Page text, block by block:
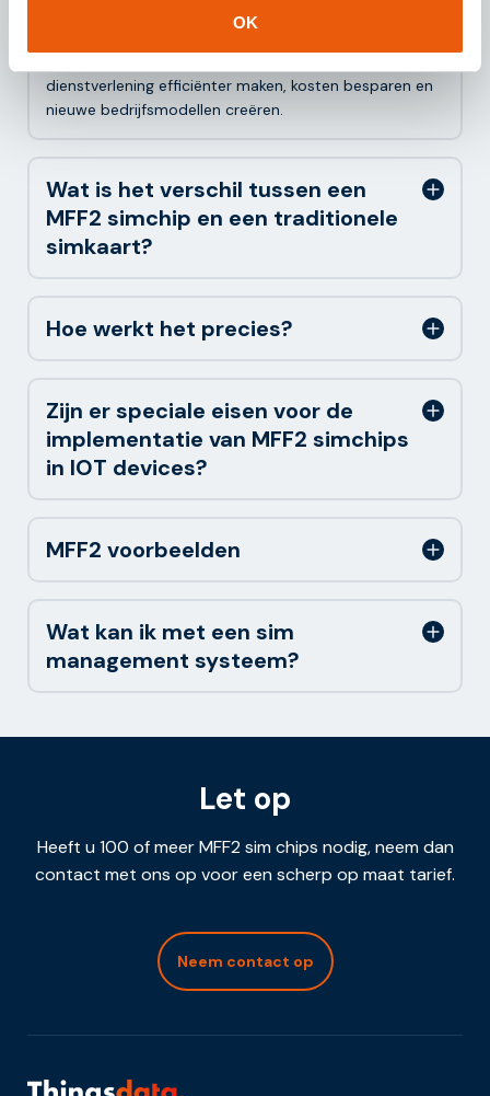
OK
mogelijk. De data wordt vervolgens via 2G tot 5G, NB-
dienstverlening efficiënter maken, kosten besparen en
nieuwe bedrijfsmodellen creëren.
Wat is het verschil tussen een
MFF2 simchip en een traditionele
simkaart?
Hoe werkt het precies?
Zijn er speciale eisen voor de
implementatie van MFF2 simchips
in IOT devices?
MFF2 voorbeelden
Wat kan ik met een sim
management systeem?
Let op
Heeft u 100 of meer MFF2 sim chips nodig, neem dan
contact met ons op voor een scherp op maat tarief.
Neem contact op